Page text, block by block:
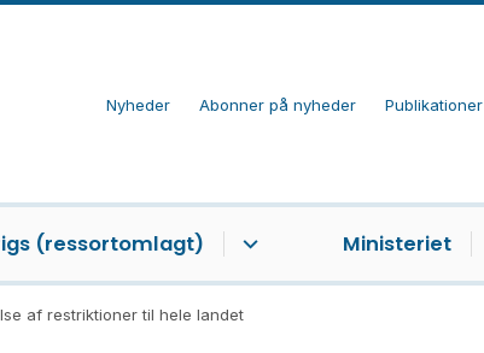
Nyheder Abonner på nyheder Publikationer
(ressortomlagt) Ministeriet
af restriktioner til hele landet